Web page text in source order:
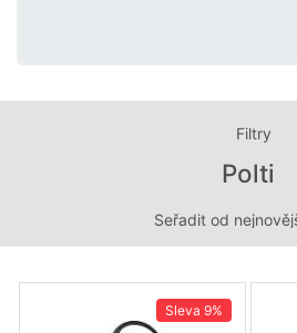
Filtry
Polti
Sleva 9%